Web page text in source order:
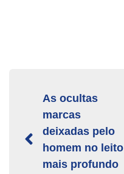
As ocultas
marcas
deixadas pelo
homem no leito
mais profundo